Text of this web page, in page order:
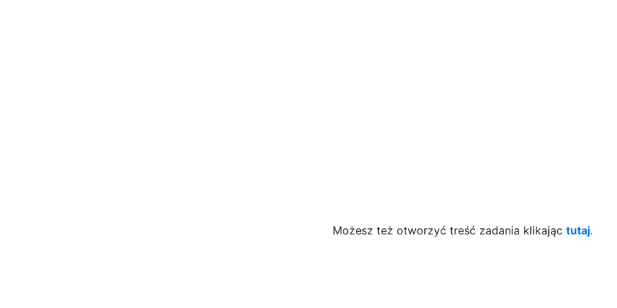
Możesz też otworzyć treść zadania klikając tutaj.